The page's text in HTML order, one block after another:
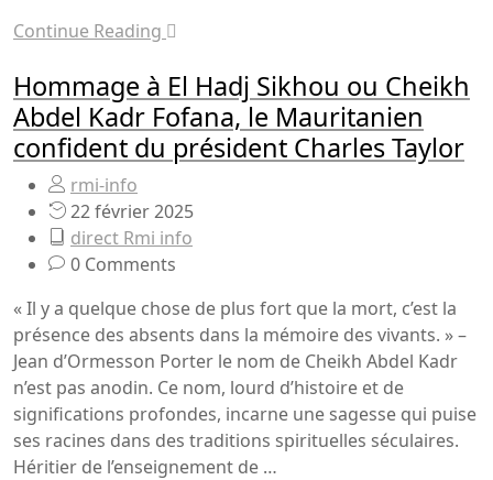
Continue Reading
Hommage à El Hadj Sikhou ou Cheikh
Abdel Kadr Fofana, le Mauritanien
confident du président Charles Taylor
rmi-info
22 février 2025
direct Rmi info
0 Comments
« Il y a quelque chose de plus fort que la mort, c’est la
présence des absents dans la mémoire des vivants. » –
Jean d’Ormesson Porter le nom de Cheikh Abdel Kadr
n’est pas anodin. Ce nom, lourd d’histoire et de
significations profondes, incarne une sagesse qui puise
ses racines dans des traditions spirituelles séculaires.
Héritier de l’enseignement de …